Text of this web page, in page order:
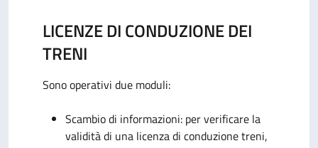
LICENZE DI CONDUZIONE DEI
TRENI
Sono operativi due moduli:
Scambio di informazioni: per verificare la
validità di una licenza di conduzione treni,